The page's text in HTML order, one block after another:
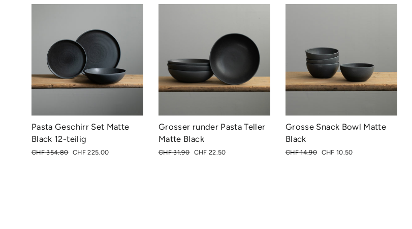
Pasta Geschirr Set Matte
Black 12-teilig
Normaler
CHF 354.80 Sonderpreis
CHF 225.00
Grosser runder Pasta Teller
Matte Black
Normaler
CHF 31.90 Sonderpreis
CHF 22.50
Grosse Snack Bowl Matte
Black
Normaler
CHF 14.90 Sonderpreis
CHF 10.50